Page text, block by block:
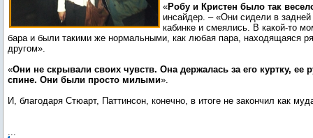
«Робу и Кристен было так
инсайдер. – «Они сидели в задней
кабинке и смеялись. В какой-то
бара и были такими же нормальными, как любая пара, находящаяся
другом».
«Они не скрывали своих чувств. Она держалась за его куртку, ее
спине. Они были просто милыми».
И, благодаря Стюарт, Паттинсон, конечно, в итоге не закончил как
...